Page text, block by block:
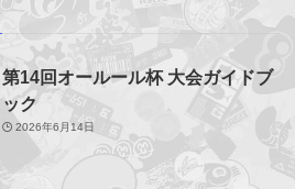
第14回オールール杯 大会ガイドブ
ック
2026年6月14日